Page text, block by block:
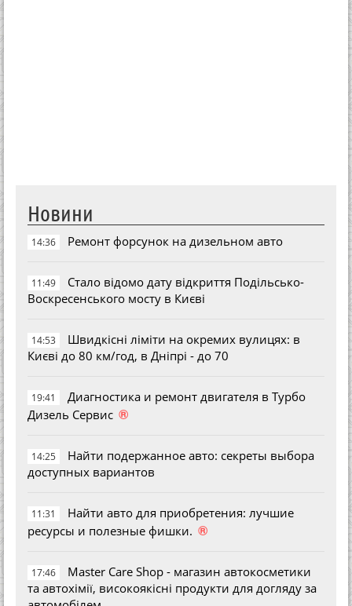
Новини
14:36 Ремонт форсунок на дизельном авто
11:49
Стало відомо дату відкриття Подільсько-
Воскресенського мосту в Києві
14:53
Швидкісні ліміти на окремих вулицях: в
Києві до 80 км/год, в Дніпрі - до 70
19:41
Диагностика и ремонт двигателя в Турбо
Дизель Сервис ®
14:25
Найти подержанное авто: секреты выбора
доступных вариантов
11:31
Найти авто для приобретения: лучшие
ресурсы и полезные фишки. ®
17:46
Master Care Shop - магазин автокосметики
та автохімії, високоякісні продукти для догляду за